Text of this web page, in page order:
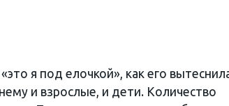
я под елочкой», как его
и взрослые, и дети. Количество